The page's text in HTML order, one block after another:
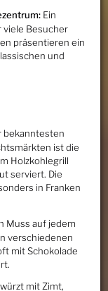
Ein
viele Besucher
präsentieren ein
und
bekanntesten
ist die
Holzkohlegrill
serviert. Die
in Franken
Muss auf jedem
verschiedenen
mit Schokolade
mit Zimt,